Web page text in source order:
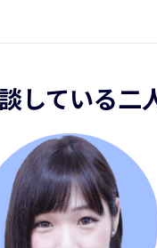
している二